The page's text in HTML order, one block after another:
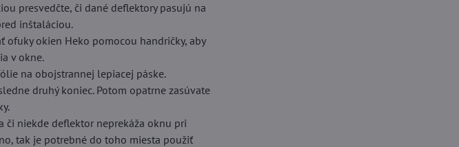
presvedčte, či dané deflektory pasujú na
inštaláciou.
okien Heko pomocou handričky, aby
v okne.
na obojstrannej lepiacej páske.
druhý koniec. Potom opatrne zasúvate
či niekde deflektor neprekáža oknu pri
tak je potrebné do toho miesta použiť